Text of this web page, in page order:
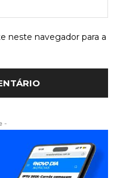
neste navegador para a
-